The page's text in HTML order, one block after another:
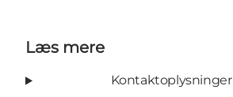
Læs mere
Kontaktoplysninger